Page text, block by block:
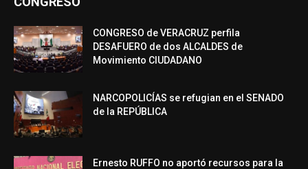
CONGRESO de VERACRUZ perfila
DESAFUERO de dos ALCALDES de
Movimiento CIUDADANO
NARCOPOLICÍAS se refugian en el SENADO
de la REPÚBLICA
Ernesto RUFFO no aportó recursos para la